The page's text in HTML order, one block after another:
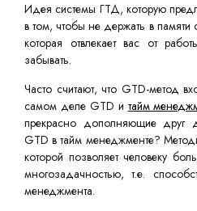
Идея системы ГТД, которую
в том, чтобы не держать в
которая отвлекает вас от
забывать.
Часто считают, что GTD-метод
самом деле GTD и тайм
прекрасно дополняющие друг
GTD в тайм менеджменте?
которой позволяет человеку
многозадачностью, т.е.
менеджмента.